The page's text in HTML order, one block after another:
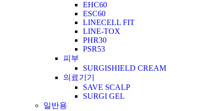
EHC60
ESC60
LINECELL FIT
LINE-TOX
PHR30
PSR53
피부
SURGISHIELD CREAM
의료기기
SAVE SCALP
SURGI GEL
일반용